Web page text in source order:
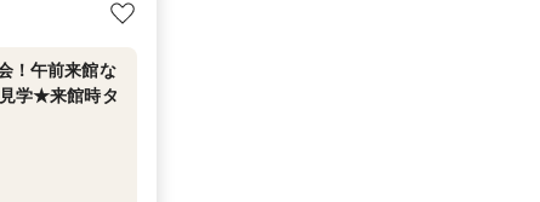
！午前来館な
学★来館時タ